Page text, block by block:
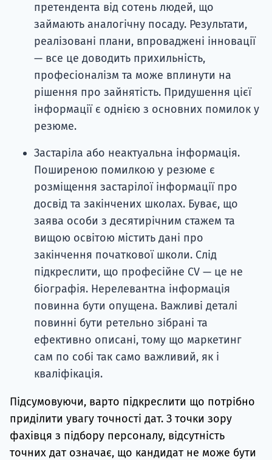
претендента від сотень людей, що
займають аналогічну посаду. Результати,
реалізовані плани, впроваджені інновації
— все це доводить прихильність,
професіоналізм та може вплинути на
рішення про зайнятість. Придушення цієї
інформації є однією з основних помилок у
резюме.
Застаріла або неактуальна інформація.
Поширеною помилкою у резюме є
розміщення застарілої інформації про
досвід та закінчених школах. Буває, що
заява особи з десятирічним стажем та
вищою освітою містить дані про
закінчення початкової школи. Слід
підкреслити, що професійне CV — це не
біографія. Нерелевантна інформація
повинна бути опущена. Важливі деталі
повинні бути ретельно зібрані та
ефективно описані, тому що маркетинг
сам по собі так само важливий, як і
кваліфікація.
Підсумовуючи, варто підкреслити що потрібно
приділити увагу точності дат. З точки зору
фахівця з підбору персоналу, відсутність
точних дат означає, що кандидат не може бути